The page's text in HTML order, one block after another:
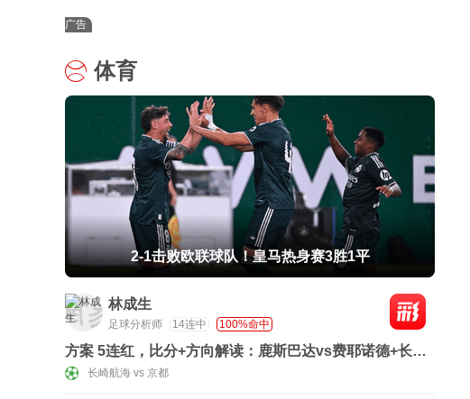
广告
体育
2-1击败欧联球队！皇马热身赛3胜1平
林成生
足球分析师 14连中 100%命中
方案 5连红，比分+方向解读：鹿斯巴达vs费耶诺德+长崎
航海vs京都
长崎航海 vs 京都